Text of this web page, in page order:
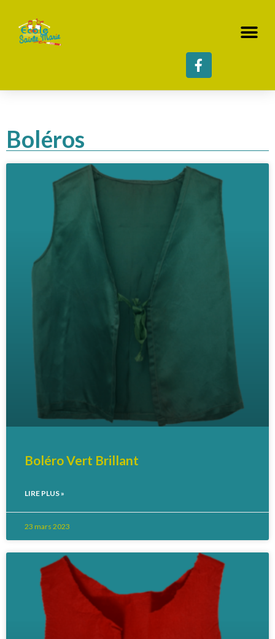
Boléros
Boléro Vert Brillant
LIRE PLUS »
23 mars 2023